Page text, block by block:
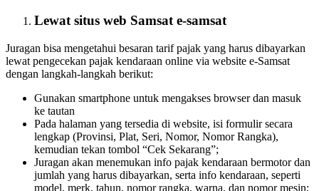
Lewat situs web Samsate-samsat
Juragan bisa mengetahui besaran tarif pajak yang harus dibayarkan
lewat pengecekan pajak kendaraan online via website e-Samsat
dengan langkah-langkah berikut:
Gunakan smartphone untuk mengakses browser dan masuk
ke tautan
Pada halaman yang tersedia di website, isi formulir secara
lengkap (Provinsi, Plat, Seri, Nomor, Nomor Rangka),
kemudian tekan tombol “Cek Sekarang”;
Juragan akan menemukan info pajak kendaraan bermotor dan
jumlah yang harus dibayarkan, serta info kendaraan, seperti
model, merk, tahun, nomor rangka, warna, dan nomor mesin;